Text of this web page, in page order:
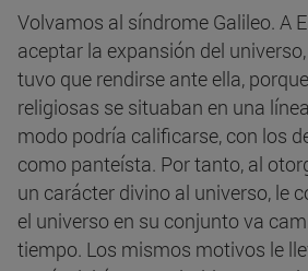
Volvamos al síndrome Galileo. A
aceptar la expansión del
tuvo que rendirse ante ella,
religiosas se situaban en una
modo podría calificarse, con los
como panteísta. Por tanto, al
un carácter divino al universo, le
el universo en su conjunto va
tiempo. Los mismos motivos le